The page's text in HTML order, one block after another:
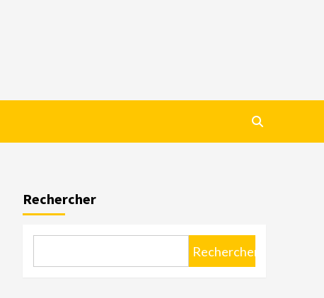
Rechercher
Rechercher